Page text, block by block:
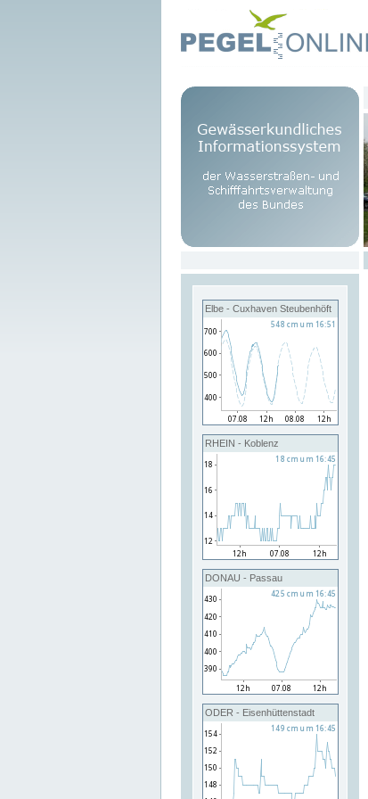
Elbe - Cuxhaven Steubenhöft
RHEIN - Koblenz
DONAU - Passau
ODER - Eisenhüttenstadt